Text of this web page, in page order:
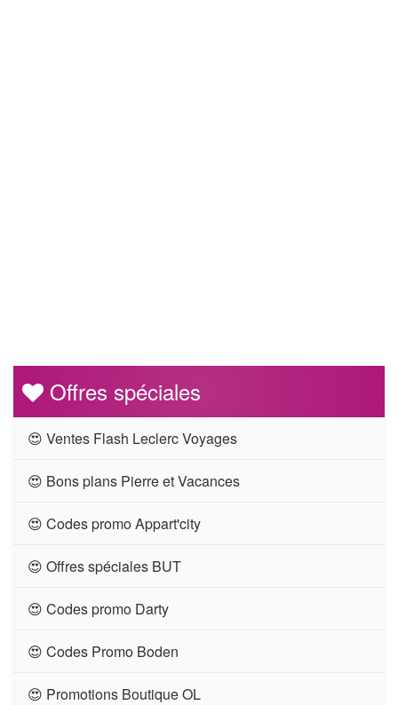
Offres spéciales
😍 Ventes Flash Leclerc Voyages
😍 Bons plans Pierre et Vacances
😍 Codes promo Appart'city
😍 Offres spéciales BUT
😍 Codes promo Darty
😍 Codes Promo Boden
😍 Promotions Boutique OL